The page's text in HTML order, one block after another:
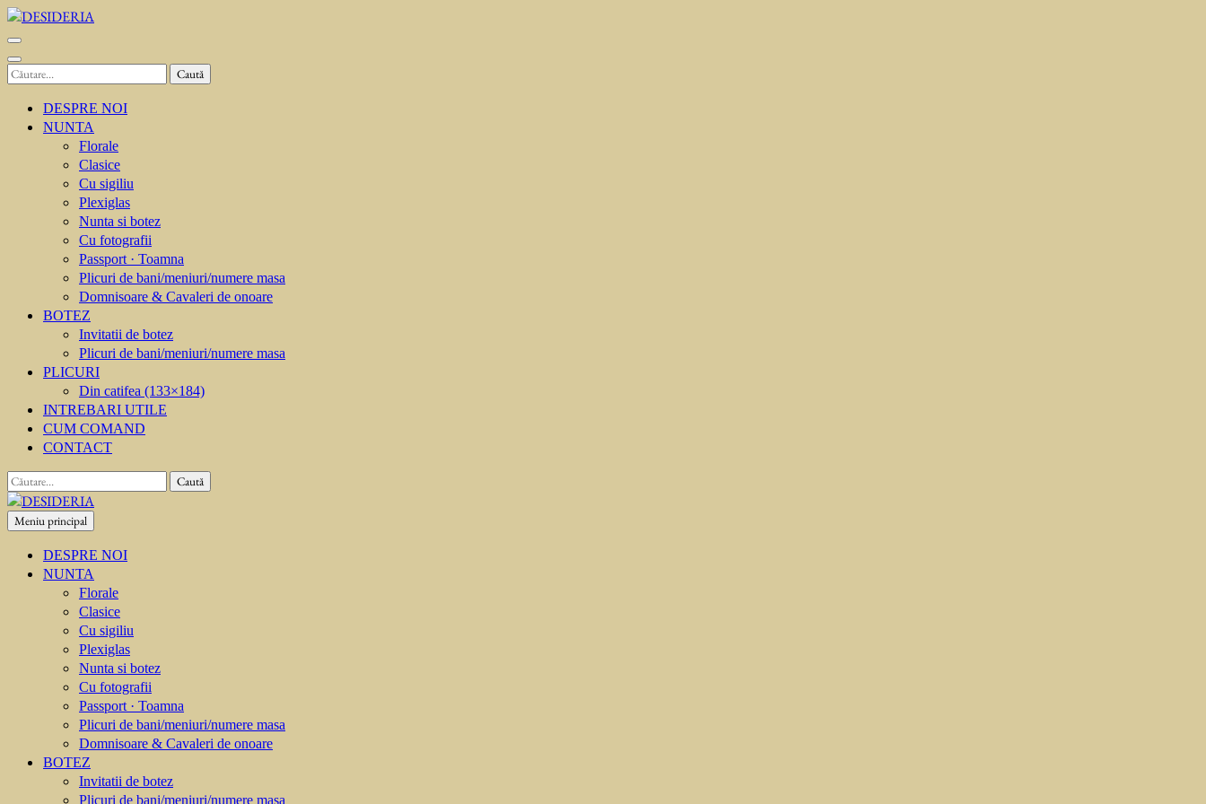
Sari
la
conținut
(apasă
Caută
DESPRE NOI
NUNTA
Florale
Clasice
Cu sigiliu
Plexiglas
Nunta si botez
Cu fotografii
Passport · Toamna
Plicuri de bani/meniuri/numere masa
Domnisoare & Cavaleri de onoare
BOTEZ
Invitatii de botez
Plicuri de bani/meniuri/numere masa
PLICURI
Din catifea (133×184)
INTREBARI UTILE
CUM COMAND
CONTACT
Caută
după:
DESIDERIA
Creator de invitati
Meniu principal
DESPRE NOI
NUNTA
Florale
Clasice
Cu sigiliu
Plexiglas
Nunta si botez
Cu fotografii
Passport · Toamna
Plicuri de bani/meniuri/numere masa
Domnisoare & Cavaleri de onoare
BOTEZ
Invitatii de botez
Plicuri de bani/meniuri/numere masa